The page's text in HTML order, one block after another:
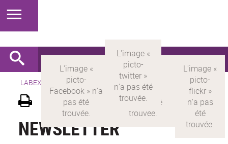
LABEX > LABEX MILYON Version française Newsletter
NEWSLETTER